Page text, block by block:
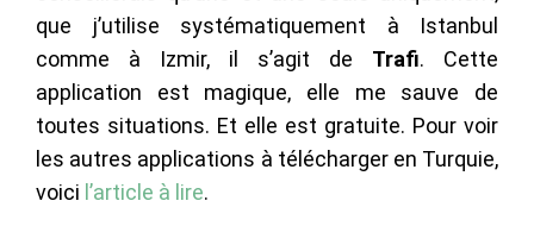
que j’utilise systématiquement à Istanbul
comme à Izmir, il s’agit de Trafi. Cette
application est magique, elle me sauve de
toutes situations. Et elle est gratuite. Pour voir
les autres applications à télécharger en Turquie,
voici l’article à lire.